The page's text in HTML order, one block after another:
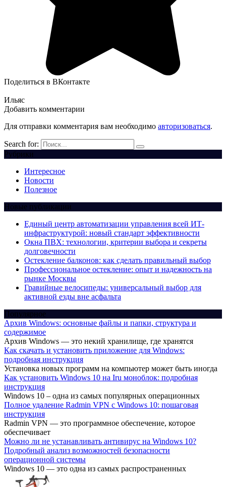
Поделиться в ВКонтакте
Ильяс
Добавить комментарии
Для отправки комментария вам необходимо авторизоваться.
Search for:
Рубрики
Интересное
Новости
Полезное
Новые публикации
Единый центр автоматизации управления всей ИТ-
инфраструктурой: новый стандарт эффективности
Окна ПВХ: технологии, критерии выбора и секреты
долговечности
Остекление балконов: как сделать правильный выбор
Профессиональное остекление: опыт и надежность на
рынке Москвы
Гравийные велосипеды: универсальный выбор для
активной езды вне асфальта
Популярное
Архив Windows: основные файлы и папки, структура и
содержимое
Архив Windows — это некий хранилище, где хранятся
Как скачать и установить приложение для Windows:
подробная инструкция
Установка новых программ на компьютер может быть иногда
Как установить Windows 10 на Iru моноблок: подробная
инструкция
Windows 10 – одна из самых популярных операционных
Полное удаление Radmin VPN с Windows 10: пошаговая
инструкция
Radmin VPN — это программное обеспечение, которое
обеспечивает
Можно ли не устанавливать антивирус на Windows 10?
Подробный анализ возможностей безопасности
операционной системы
Windows 10 — это одна из самых распространенных